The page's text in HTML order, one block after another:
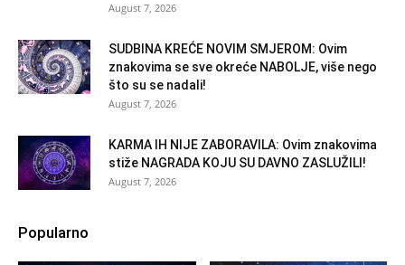
August 7, 2026
SUDBINA KREĆE NOVIM SMJEROM: Ovim
znakovima se sve okreće NABOLJE, više nego
što su se nadali!
August 7, 2026
KARMA IH NIJE ZABORAVILA: Ovim znakovima
stiže NAGRADA KOJU SU DAVNO ZASLUŽILI!
August 7, 2026
Popularno